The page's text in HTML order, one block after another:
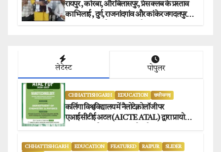
रायपुर , कोरबा, और बिलासपुर, प्रेस क्लब के प्रस्ताव
का भिलाई , दुर्ग, राजनांदगांव और कांकेर जगदलपुर
लेटेस्ट पोपुलर
CHHATTISHGARH EDUCATION छत्तीसगढ़
कलिंगा विश्वविद्यालय में नैलोटेक्नोलॉजी पर
एआईसीटीई अटल (AICTE ATAL) द्वारा प्रायोजित
CHHATTISHGARH EDUCATION FEATURED RAIPUR
SLIDER